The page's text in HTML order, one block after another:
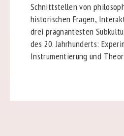
Schnittstellen von
historischen Fragen,
drei prägnantesten
des 20. Jahrhunderts:
Instrumentierung und